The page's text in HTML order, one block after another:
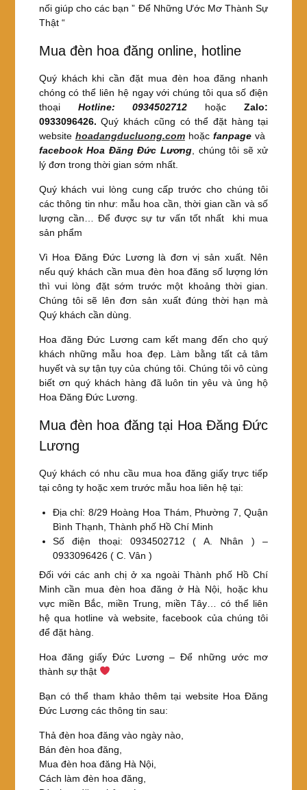
nối giúp cho các bạn ” Để Những Ước Mơ Thành Sự
Thật “
Mua đèn hoa đăng online, hotline
Quý khách khi cần đặt mua đèn hoa đăng nhanh
chóng có thể liên hệ ngay với chúng tôi qua số điện
thoại Hotline: 0934502712 hoặcZalo:
0933096426.Quý khách cũng có thể đặt hàng tại
website hoadangducluong.comhoặcfanpage và
facebook Hoa Đăng Đức Lương , chúng tôi sẽ xử
lý đơn trong thời gian sớm nhất.
Quý khách vui lòng cung cấp trước cho chúng tôi
các thông tin như: mẫu hoa cần, thời gian cần và số
lượng cần… Để được sự tư vấn tốt nhất khi mua
sản phẩm
Vì Hoa Đăng Đức Lương là đơn vị sản xuất. Nên
nếu quý khách cần mua đèn hoa đăng số lượng lớn
thì vui lòng đặt sớm trước một khoảng thời gian.
Chúng tôi sẽ lên đơn sản xuất đúng thời hạn mà
Quý khách cần dùng.
Hoa đăng Đức Lương cam kết mang đến cho quý
khách những mẫu hoa đẹp. Làm bằng tất cả tâm
huyết và sự tận tụy của chúng tôi. Chúng tôi vô cùng
biết ơn quý khách hàng đã luôn tin yêu và ủng hộ
Hoa Đăng Đức Lương.
Mua đèn hoa đăng tại Hoa Đăng Đức
Lương
Quý khách có nhu cầu mua hoa đăng giấy trực tiếp
tại công ty hoặc xem trước mẫu hoa liên hệ tại:
Địa chỉ: 8/29 Hoàng Hoa Thám, Phường 7, Quận
Bình Thạnh, Thành phố Hồ Chí Minh
Số điện thoại: 0934502712 ( A. Nhân ) –
0933096426 ( C. Vân )
Đối với các anh chị ở xa ngoài Thành phố Hồ Chí
Minh cần mua đèn hoa đăng ở Hà Nội, hoặc khu
vực miền Bắc, miền Trung, miền Tây… có thể liên
hệ qua hotline và website, facebook của chúng tôi
để đặt hàng.
Hoa đăng giấy Đức Lương – Để những ước mơ
thành sự thật
Bạn có thể tham khảo thêm tại website Hoa Đăng
Đức Lương các thông tin sau:
Thả đèn hoa đăng vào ngày nào,
Bán đèn hoa đăng,
Mua đèn hoa đăng Hà Nội,
Cách làm đèn hoa đăng,